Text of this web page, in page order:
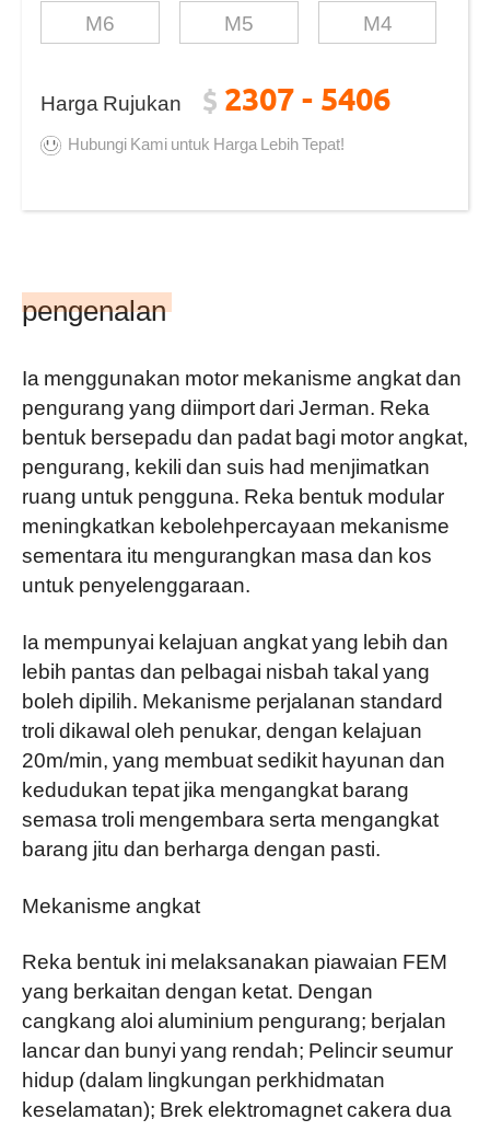
M6 M5 M4
Harga Rujukan $ 2307 - 5406
Hubungi Kami untuk Harga Lebih Tepat!
pengenalan
Ia menggunakan motor mekanisme angkat dan
pengurang yang diimport dari Jerman. Reka
bentuk bersepadu dan padat bagi motor angkat,
pengurang, kekili dan suis had menjimatkan
ruang untuk pengguna. Reka bentuk modular
meningkatkan kebolehpercayaan mekanisme
sementara itu mengurangkan masa dan kos
untuk penyelenggaraan.
Ia mempunyai kelajuan angkat yang lebih dan
lebih pantas dan pelbagai nisbah takal yang
boleh dipilih. Mekanisme perjalanan standard
troli dikawal oleh penukar, dengan kelajuan
20m/min, yang membuat sedikit hayunan dan
kedudukan tepat jika mengangkat barang
semasa troli mengembara serta mengangkat
barang jitu dan berharga dengan pasti.
Mekanisme angkat
Reka bentuk ini melaksanakan piawaian FEM
yang berkaitan dengan ketat. Dengan
cangkang aloi aluminium pengurang; berjalan
lancar dan bunyi yang rendah; Pelincir seumur
hidup (dalam lingkungan perkhidmatan
keselamatan); Brek elektromagnet cakera dua